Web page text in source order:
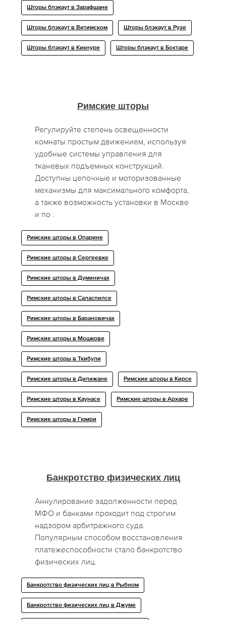
Шторы блэкаут в Зарафшане
Шторы блэкаут в Витимском Шторы блэкаут в Рузе
Шторы блэкаут в Кикнуре Шторы блэкаут в Бохтаре
Римские шторы
Регулируйте степень освещенности
комнаты простым движением, используя
удобные системы управления для
тканевых подъемных конструкций.
Доступны цепочные и моторизованные
механизмы для максимального комфорта,
а также возможность установки в Москве
и по .
Римские шторы в Опарине
Римские шторы в Сергеевке
Римские шторы в Думиничах
Римские шторы в Саласпилсе
Римские шторы в Барановичах
Римские шторы в Мошкове
Римские шторы в Ткибули
Римские шторы в Дилижане Римские шторы в Кирсе
Римские шторы в Каунасе Римские шторы в Архаре
Римские шторы в Гюмри
Банкротство физических лиц
Аннулирование задолженности перед
МФО и банками проходит под строгим
надзором арбитражного суда.
Популярным способом восстановления
платежеспособности стало банкротство
физических лиц.
Банкротство физических лиц в Рыбном
Банкротство физических лиц в Джуме